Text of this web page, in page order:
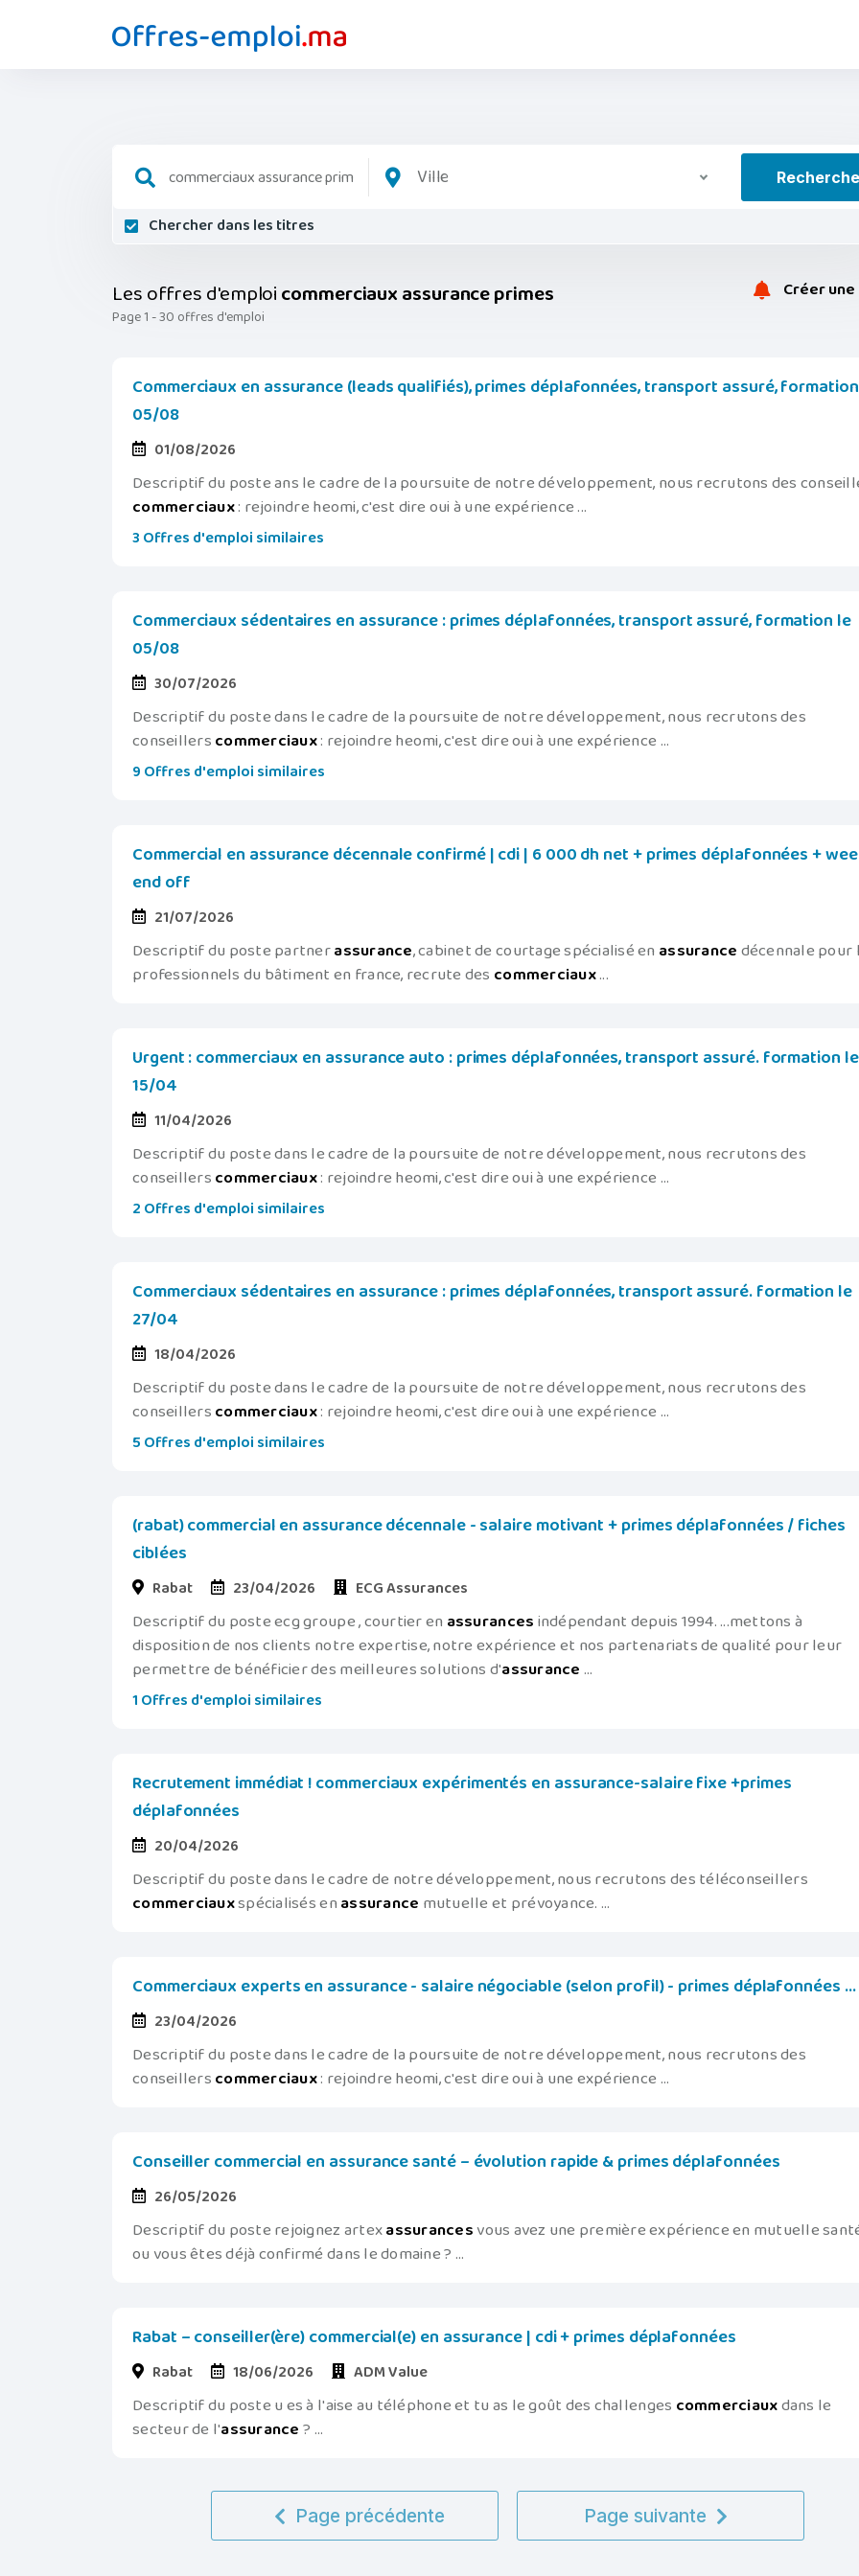
Ville Recherche
Chercher dans les titres
Les offres d'emploicommerciaux assurance primes Créer
Page 1 - 30 offres d'emploi
Commerciaux en assurance (leads qualifiés), primes déplafonnées, transport assuré,
05/08
01/08/2026
Descriptif du poste ans le cadre de la poursuite de notre développement, nous recrutons des
commerciaux: rejoindre heomi, c'est dire oui à une expérience ...
3 Offres d'emploi similaires
Commerciaux sédentaires en assurance : primes déplafonnées, transport assuré, formation le
05/08
30/07/2026
Descriptif du poste dans le cadre de la poursuite de notre développement, nous recrutons des
conseillerscommerciaux: rejoindre heomi, c'est dire oui à une expérience ...
9 Offres d'emploi similaires
Commercial en assurance décennale confirmé | cdi | 6 000 dh net + primes déplafonnées +
end off
21/07/2026
Descriptif du poste partnerassurance, cabinet de courtage spécialisé enassurancedécennale pour
professionnels du bâtiment en france, recrute des commerciaux...
Urgent : commerciaux en assurance auto : primes déplafonnées, transport assuré. formation le
15/04
11/04/2026
Descriptif du poste dans le cadre de la poursuite de notre développement, nous recrutons des
conseillerscommerciaux: rejoindre heomi, c'est dire oui à une expérience ...
2 Offres d'emploi similaires
Commerciaux sédentaires en assurance : primes déplafonnées, transport assuré. formation le
27/04
18/04/2026
Descriptif du poste dans le cadre de la poursuite de notre développement, nous recrutons des
conseillerscommerciaux: rejoindre heomi, c'est dire oui à une expérience ...
5 Offres d'emploi similaires
(rabat) commercial en assurance décennale - salaire motivant + primes déplafonnées / fiches
ciblées
Rabat 23/04/2026 ECG Assurances
Descriptif du poste ecg groupe , courtier enassurancesindépendant depuis 1994. ...mettons à
disposition de nos clients notre expertise, notre expérience et nos partenariats de qualité pour leur
permettre de bénéficier des meilleures solutions d'assurance ...
1 Offres d'emploi similaires
Recrutement immédiat ! commerciaux expérimentés en assurance-salaire fixe +primes
déplafonnées
20/04/2026
Descriptif du poste dans le cadre de notre développement, nous recrutons des téléconseillers
commerciauxspécialisés enassurance mutuelle et prévoyance. ...
Commerciaux experts en assurance - salaire négociable (selon profil) - primes déplafonnées ...
23/04/2026
Descriptif du poste dans le cadre de la poursuite de notre développement, nous recrutons des
conseillerscommerciaux: rejoindre heomi, c'est dire oui à une expérience ...
Conseiller commercial en assurance santé – évolution rapide & primes déplafonnées
26/05/2026
Descriptif du poste rejoignez artexassurancesvous avez une première expérience en mutuelle
ou vous êtes déjà confirmé dans le domaine ? ...
Rabat – conseiller(ère) commercial(e) en assurance | cdi + primes déplafonnées
Rabat 18/06/2026 ADM Value
Descriptif du poste u es à l'aise au téléphone et tu as le goût des challenges commerciauxdans le
secteur de l'assurance? ...
Page précédente Page suivante